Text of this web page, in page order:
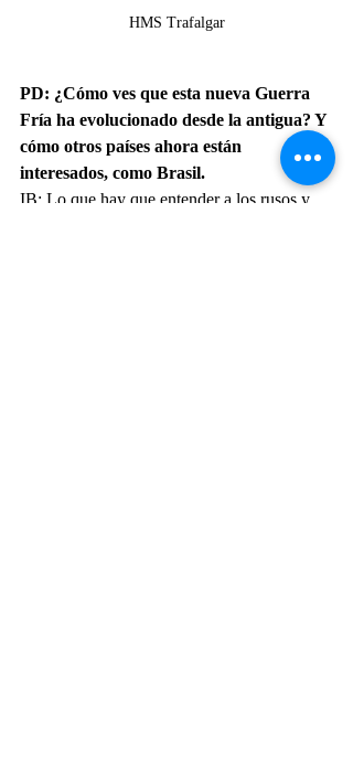
HMS Trafalgar
PD: ¿Cómo ves que esta nueva Guerra
Fría ha evolucionado desde la antigua? Y
cómo otros países ahora están
interesados, como Brasil.
IB: Lo que hay que entender a los rusos y